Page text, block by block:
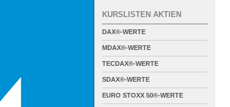
KURSLISTEN AKTIEN
DAX®-WERTE
MDAX®-WERTE
TECDAX®-WERTE
SDAX®-WERTE
EURO STOXX 50®-WERTE